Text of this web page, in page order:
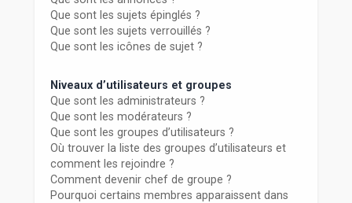
Que sont les sujets épinglés ?
Que sont les sujets verrouillés ?
Que sont les icônes de sujet ?
Niveaux d’utilisateurs et groupes
Que sont les administrateurs ?
Que sont les modérateurs ?
Que sont les groupes d’utilisateurs ?
Où trouver la liste des groupes d’utilisateurs et
comment les rejoindre ?
Comment devenir chef de groupe ?
Pourquoi certains membres apparaissent dans